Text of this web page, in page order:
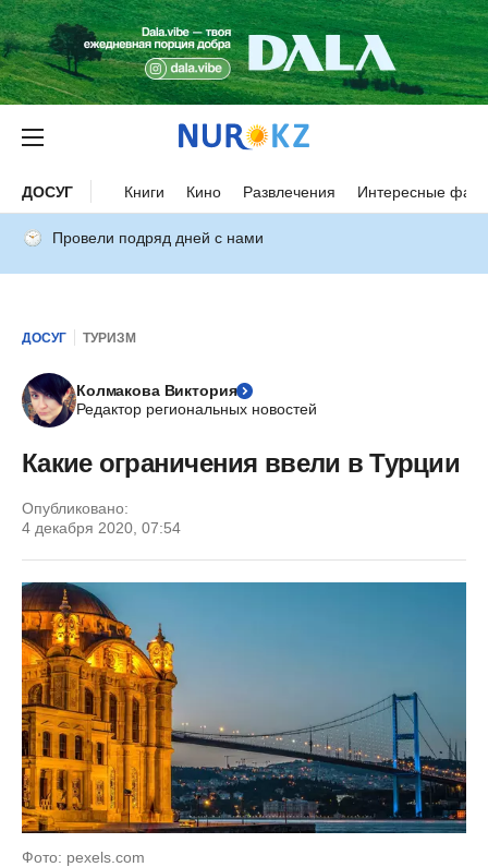
ДОСУГ Книги Кино Развлечения Интересные
Провели подряд дней с нами
ДОСУГ ТУРИЗМ
Колмакова Виктория
Редактор региональных новостей
Какие ограничения ввели в Турции
Опубликовано:
4 декабря 2020, 07:54
Фото: pexels.com